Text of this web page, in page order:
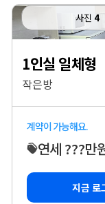
사진 4
1인실 일체형
작은방
계약이 가능해요.
연세 ???만
지금 로